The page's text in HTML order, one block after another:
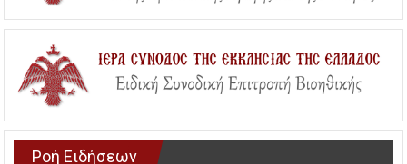
Ροή Ειδήσεων